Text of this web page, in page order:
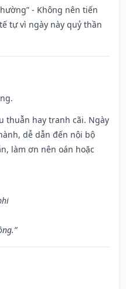
- Không nên tiến
tự vì ngày này quỷ thần
thuẫn hay tranh cãi. Ngày
dễ dẫn đến nội bộ
làm ơn nên oán hoặc